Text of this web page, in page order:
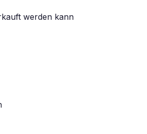
werden kann